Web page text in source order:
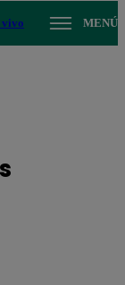
vivo MENÚ